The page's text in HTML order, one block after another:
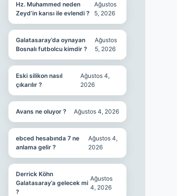
Hz. Muhammed neden
Zeyd’in karısı ile evlendi ?
Ağustos
5, 2026
Galatasaray’da oynayan
Bosnalı futbolcu kimdir ?
Ağustos
5, 2026
Eski silikon nasıl
çıkarılır ?
Ağustos 4,
2026
Avans ne oluyor ? Ağustos 4, 2026
ebced hesabında 7 ne
anlama gelir ?
Ağustos 4,
2026
Derrick Köhn
Galatasaray’a gelecek mi
?
Ağustos
4, 2026